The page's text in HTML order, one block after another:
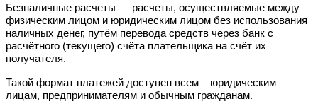
Безналичные расчеты — расчеты, осуществляемые между
физическим лицом и юридическим лицом без использования
наличных денег, путём перевода средств через банк с
расчётного (текущего) счёта плательщика на счёт их
получателя.
Такой формат платежей доступен всем – юридическим
лицам, предпринимателям и обычным гражданам.